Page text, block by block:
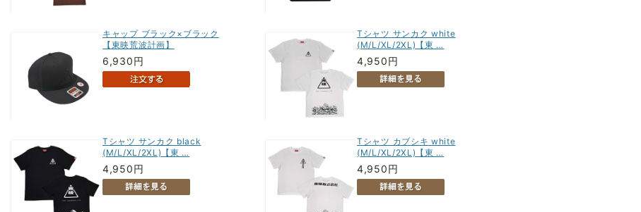
キャップ ブラック×ブラック
【東映荒波計画】
6,930円
Tシャツ サンカク white
(M/L/XL/2XL)【東 …
4,950円
Tシャツ サンカク black
(M/L/XL/2XL)【東 …
4,950円
Tシャツ カブシキ white
(M/L/XL/2XL)【東 …
4,950円